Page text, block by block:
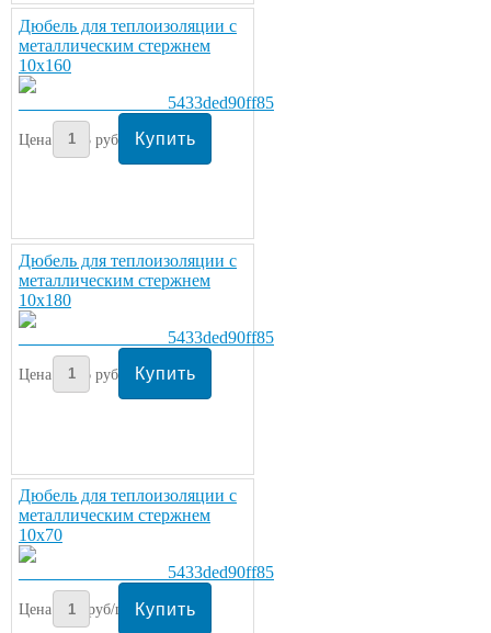
Дюбель для теплоизоляции с
металлическим стержнем
10х160
Цена: 13руб/шт.
Дюбель для теплоизоляции с
металлическим стержнем
10х180
Цена: 16руб/шт.
Дюбель для теплоизоляции с
металлическим стержнем
10х70
Цена: 7 руб/шт.